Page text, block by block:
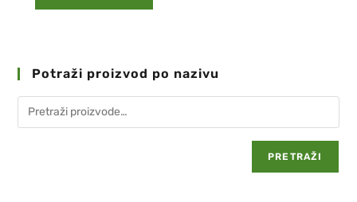
Potraži proizvod po nazivu
PRETRAŽI